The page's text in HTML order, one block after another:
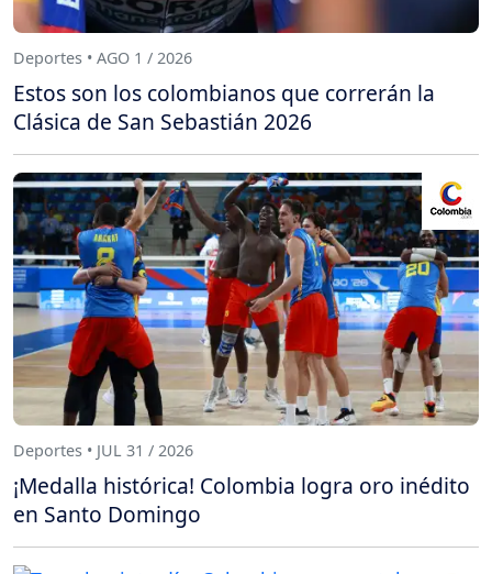
Deportes • AGO 1 / 2026
Estos son los colombianos que correrán la
Clásica de San Sebastián 2026
Deportes • JUL 31 / 2026
¡Medalla histórica! Colombia logra oro inédito
en Santo Domingo